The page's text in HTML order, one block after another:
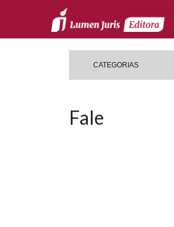
CATEGORIAS
Fale